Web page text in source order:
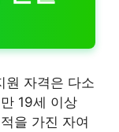
원 자격은 다소
19세 이상
을 가진 자여